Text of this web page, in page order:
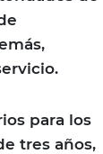
para los
tres años,